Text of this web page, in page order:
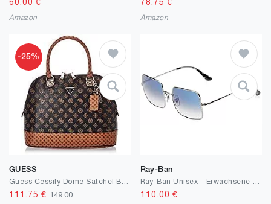
60.00 €
Amazon
78.75 €
Amazon
-25%
GUESS
111.75 €149.00
Ray-Ban
110.00 €